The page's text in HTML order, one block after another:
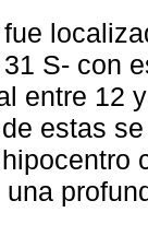
S- con
entre 12
estas